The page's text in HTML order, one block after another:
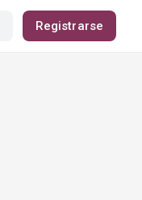
Registrarse